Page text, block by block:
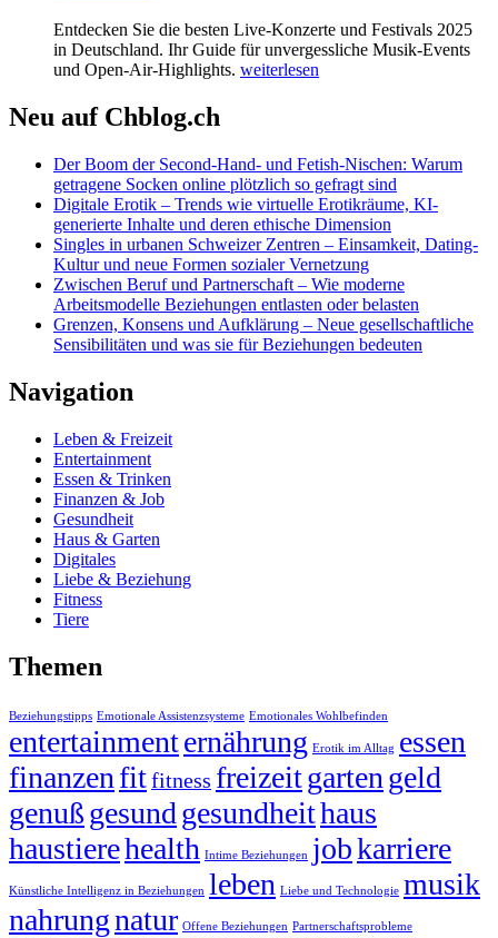
Entdecken Sie die besten Live-Konzerte und Festivals 2025
in Deutschland. Ihr Guide für unvergessliche Musik-Events
und Open-Air-Highlights. weiterlesen
Neu auf Chblog.ch
Der Boom der Second-Hand- und Fetish-Nischen: Warum
getragene Socken online plötzlich so gefragt sind
Digitale Erotik – Trends wie virtuelle Erotikräume, KI-
generierte Inhalte und deren ethische Dimension
Singles in urbanen Schweizer Zentren – Einsamkeit, Dating-
Kultur und neue Formen sozialer Vernetzung
Zwischen Beruf und Partnerschaft – Wie moderne
Arbeitsmodelle Beziehungen entlasten oder belasten
Grenzen, Konsens und Aufklärung – Neue gesellschaftliche
Sensibilitäten und was sie für Beziehungen bedeuten
Navigation
Leben & Freizeit
Entertainment
Essen & Trinken
Finanzen & Job
Gesundheit
Haus & Garten
Digitales
Liebe & Beziehung
Fitness
Tiere
Themen
Beziehungstipps Emotionale Assistenzsysteme Emotionales Wohlbefinden
entertainmenternährung Erotik im Alltag essen
finanzen fitfitness freizeitgarten geld
genußgesund gesundheithaus
haustierehealth Intime Beziehungen jobkarriere
Künstliche Intelligenz in Beziehungen leben Liebe und Technologie musik
nahrungnatur Offene Beziehungen Partnerschaftsprobleme